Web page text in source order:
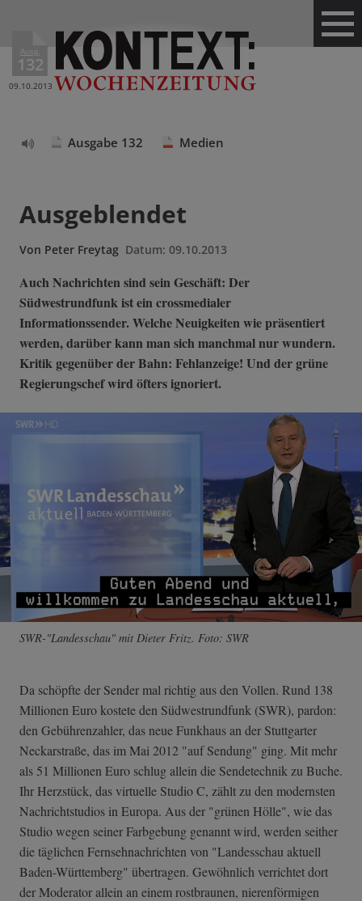
Ausg.
132
09.10.2013
Ausgabe 132 Medien
Ausgeblendet
Von Peter Freytag Datum: 09.10.2013
Auch Nachrichten sind sein Geschäft: Der
Südwestrundfunk ist ein crossmedialer
Informationssender. Welche Neuigkeiten wie präsentiert
werden, darüber kann man sich manchmal nur wundern.
Kritik gegenüber der Bahn: Fehlanzeige! Und der grüne
Regierungschef wird öfters ignoriert.
SWR-"Landesschau" mit Dieter Fritz. Foto: SWR
Da schöpfte der Sender mal richtig aus den Vollen. Rund 138
Millionen Euro kostete den Südwestrundfunk (SWR), pardon:
den Gebührenzahler, das neue Funkhaus an der Stuttgarter
Neckarstraße, das im Mai 2012 "auf Sendung" ging. Mit mehr
als 51 Millionen Euro schlug allein die Sendetechnik zu Buche.
Ihr Herzstück, das virtuelle Studio C, zählt zu den modernsten
Nachrichtstudios in Europa. Aus der "grünen Hölle", wie das
Studio wegen seiner Farbgebung genannt wird, werden seither
die täglichen Fernsehnachrichten von "Landesschau aktuell
Baden-Württemberg" übertragen. Gewöhnlich verrichtet dort
der Moderator allein an einem rostbraunen, nierenförmigen